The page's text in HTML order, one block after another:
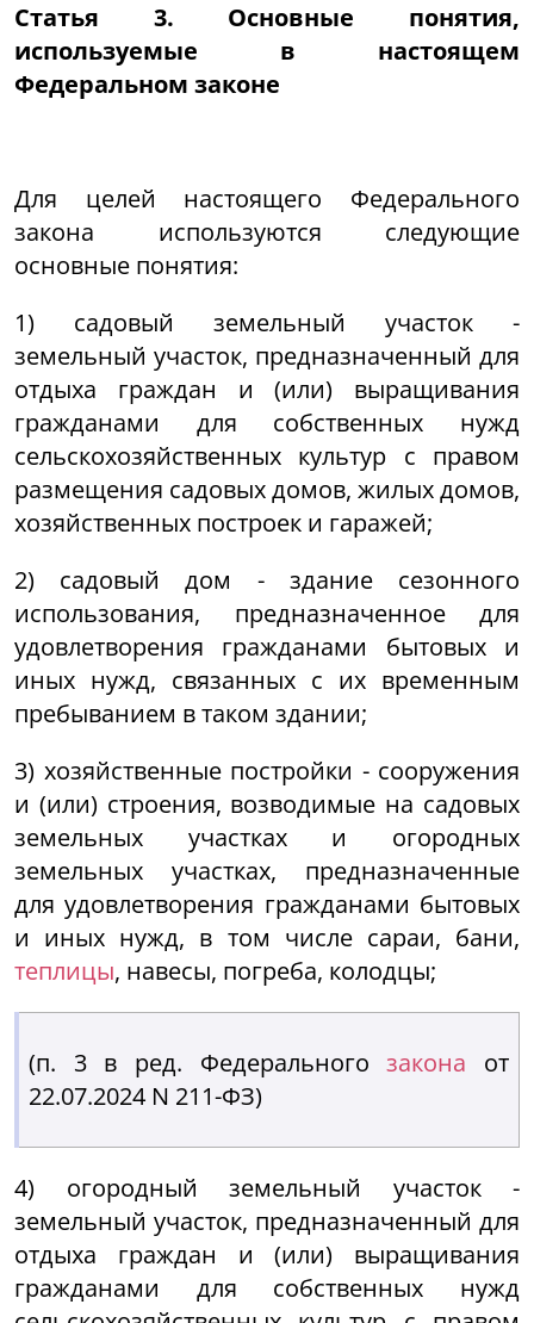
Статья 3. Основные понятия,
используемые в настоящем
Федеральном законе
Для целей настоящего Федерального
закона используются следующие
основные понятия:
1) садовый земельный участок -
земельный участок, предназначенный для
отдыха граждан и (или) выращивания
гражданами для собственных нужд
сельскохозяйственных культур с правом
размещения садовых домов, жилых домов,
хозяйственных построек и гаражей;
2) садовый дом - здание сезонного
использования, предназначенное для
удовлетворения гражданами бытовых и
иных нужд, связанных с их временным
пребыванием в таком здании;
3) хозяйственные постройки - сооружения
и (или) строения, возводимые на садовых
земельных участках и огородных
земельных участках, предназначенные
для удовлетворения гражданами бытовых
и иных нужд, в том числе сараи, бани,
теплицы, навесы, погреба, колодцы;
(п. 3 в ред. Федеральногозакона от
22.07.2024 N 211-ФЗ)
4) огородный земельный участок -
земельный участок, предназначенный для
отдыха граждан и (или) выращивания
гражданами для собственных нужд